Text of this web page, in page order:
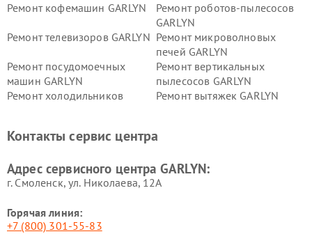
Ремонт кофемашин GARLYN
Ремонт роботов-пылесосов
GARLYN
Ремонт телевизоров GARLYN Ремонт микроволновых
печей GARLYN
Ремонт посудомоечных
машин GARLYN
Ремонт вертикальных
пылесосов GARLYN
Ремонт холодильников
Ремонт вытяжек GARLYN
стеклоочистителей GARLYN
GARLYN
GARLYN
Контакты сервис центра
Адрес сервисного центра GARLYN:
г. Смоленск, ул. Николаева, 12А
Горячая линия:
+7 (800) 301-55-83